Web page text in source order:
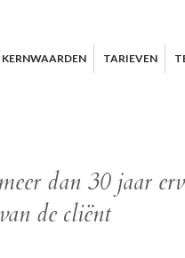
KERNWAARDEN TARIEVEN
dan 30 jaar
de cliënt